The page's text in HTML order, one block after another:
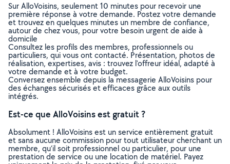
Sur AlloVoisins, seulement 10 minutes pour recevoir une
première réponse à votre demande. Postez votre demande
et trouvez en quelques minutes un membre de confiance,
autour de chez vous, pour votre besoin urgent de aide à
domicile
Consultez les profils des membres, professionnels ou
particuliers, qui vous ont contacté. Présentation, photos de
réalisation, expertises, avis : trouvez l'offreur idéal, adapté à
votre demande et à votre budget.
Conversez ensemble depuis la messagerie AlloVoisins pour
des échanges sécurisés et efficaces grâce aux outils
intégrés.
Est-ce que AlloVoisins est gratuit ?
Absolument ! AlloVoisins est un service entièrement gratuit
et sans aucune commission pour tout utilisateur cherchant un
membre, qu’il soit professionnel ou particulier, pour une
prestation de service ou une location de matériel. Payez